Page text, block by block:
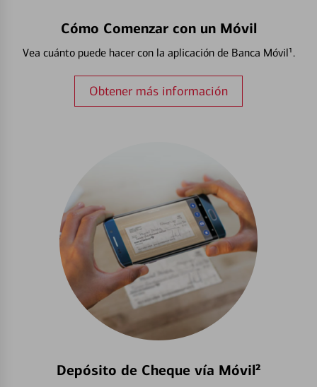
Cómo Comenzar con un Móvil
Vea cuánto puede hacer con la aplicación de Banca Móvil¹.
Obtener más información
Depósito de Cheque vía Móvil²